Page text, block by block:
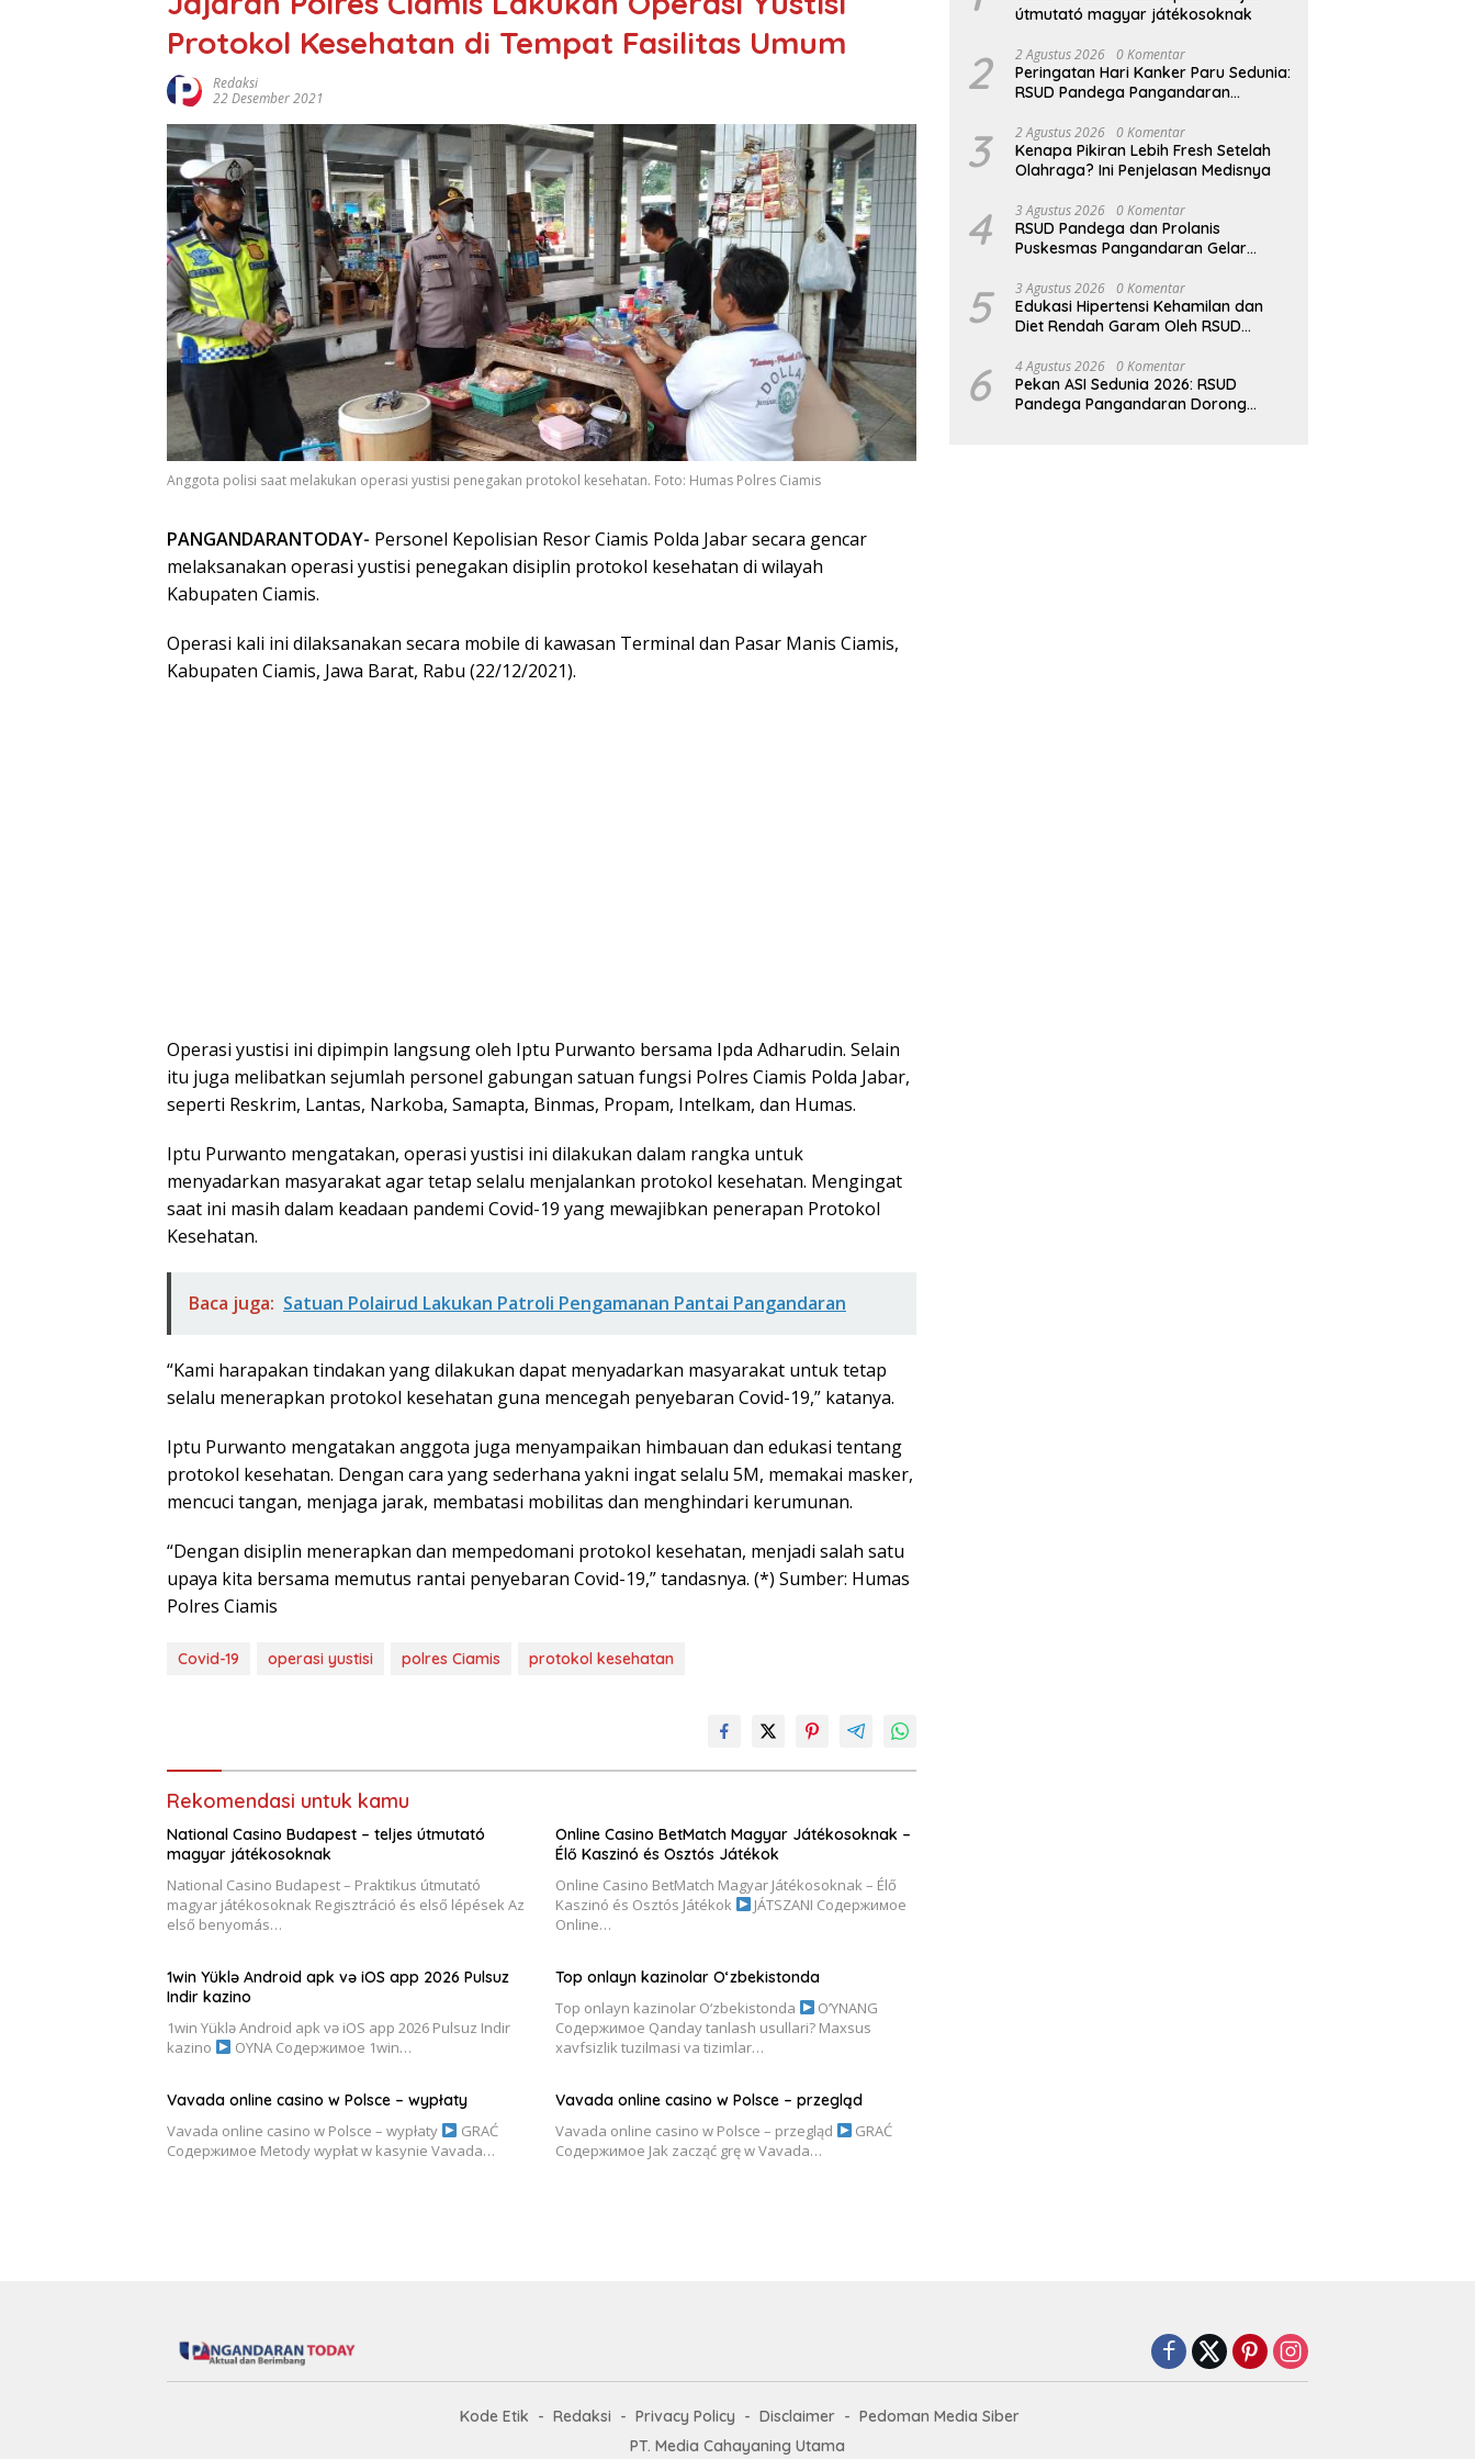
Protokol Kesehatan di Tempat Fasilitas Umum
Redaksi
22 Desember 2021
Anggota polisi saat melakukan operasi yustisi penegakan protokol kesehatan. Foto: Humas Polres Ciamis
PANGANDARANTODAY- Personel Kepolisian Resor Ciamis Polda Jabar secara gencar
melaksanakan operasi yustisi penegakan disiplin protokol kesehatan di wilayah
Kabupaten Ciamis.
Operasi kali ini dilaksanakan secara mobile di kawasan Terminal dan Pasar Manis Ciamis,
Kabupaten Ciamis, Jawa Barat, Rabu (22/12/2021).
Operasi yustisi ini dipimpin langsung oleh Iptu Purwanto bersama Ipda Adharudin. Selain
itu juga melibatkan sejumlah personel gabungan satuan fungsi Polres Ciamis Polda Jabar,
seperti Reskrim, Lantas, Narkoba, Samapta, Binmas, Propam, Intelkam, dan Humas.
Iptu Purwanto mengatakan, operasi yustisi ini dilakukan dalam rangka untuk
menyadarkan masyarakat agar tetap selalu menjalankan protokol kesehatan. Mengingat
saat ini masih dalam keadaan pandemi Covid-19 yang mewajibkan penerapan Protokol
Kesehatan.
Baca juga: Satuan Polairud Lakukan Patroli Pengamanan Pantai Pangandaran
“Kami harapakan tindakan yang dilakukan dapat menyadarkan masyarakat untuk tetap
selalu menerapkan protokol kesehatan guna mencegah penyebaran Covid-19,” katanya.
Iptu Purwanto mengatakan anggota juga menyampaikan himbauan dan edukasi tentang
protokol kesehatan. Dengan cara yang sederhana yakni ingat selalu 5M, memakai masker,
mencuci tangan, menjaga jarak, membatasi mobilitas dan menghindari kerumunan.
“Dengan disiplin menerapkan dan mempedomani protokol kesehatan, menjadi salah satu
upaya kita bersama memutus rantai penyebaran Covid-19,” tandasnya. (*) Sumber: Humas
Polres Ciamis
Covid-19 operasi yustisi polres Ciamis protokol kesehatan
Rekomendasi untuk kamu
National Casino Budapest – teljes útmutató
magyar játékosoknak
National Casino Budapest – Praktikus útmutató
magyar játékosoknak Regisztráció és első lépések Az
első benyomás…
Online Casino BetMatch Magyar Játékosoknak –
Élő Kaszinó és Osztós Játékok
Online Casino BetMatch Magyar Játékosoknak – Élő
Kaszinó és Osztós Játékok
JÁTSZANI Содержимое
Online…
1win Yüklə Android apk və iOS app 2026 Pulsuz
Indir kazino
1win Yüklə Android apk və iOS app 2026 Pulsuz Indir
kazino
OYNA Содержимое 1win…
Top onlayn kazinolar O‘zbekistonda
Top onlayn kazinolar O‘zbekistonda
O’YNANG
Содержимое Qanday tanlash usullari? Maxsus
xavfsizlik tuzilmasi va tizimlar…
Vavada online casino w Polsce – wypłaty
Vavada online casino w Polsce – wypłaty
GRAĆ
Содержимое Metody wypłat w kasynie Vavada…
Vavada online casino w Polsce – przegląd
Vavada online casino w Polsce – przegląd
GRAĆ
Содержимое Jak zacząć grę w Vavada…
útmutató magyar játékosoknak
2 2 Agustus 2026 0 Komentar
Peringatan Hari Kanker Paru Sedunia:
RSUD Pandega Pangandaran
3 2 Agustus 2026 0 Komentar
Kenapa Pikiran Lebih Fresh Setelah
Olahraga? Ini Penjelasan Medisnya
4 3 Agustus 2026 0 Komentar
RSUD Pandega dan Prolanis
Puskesmas Pangandaran Gelar
5 3 Agustus 2026 0 Komentar
Edukasi Hipertensi Kehamilan dan
Diet Rendah Garam Oleh RSUD
6 4 Agustus 2026 0 Komentar
Pekan ASI Sedunia 2026: RSUD
Pandega Pangandaran Dorong
Kode Etik Redaksi Privacy Policy Disclaimer
Pedoman Media Siber
PT. Media Cahayaning Utama